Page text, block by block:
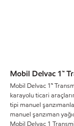
Mobil Delvac 1™
Mobil Delvac 1™
karayolu ticari
tipi manuel
manuel şanzıman
Mobil Delvac 1